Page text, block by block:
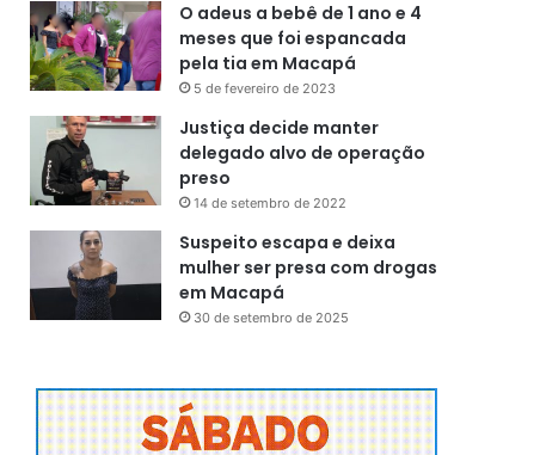
O adeus a bebê de 1 ano e 4
meses que foi espancada
pela tia em Macapá
5 de fevereiro de 2023
Justiça decide manter
delegado alvo de operação
preso
14 de setembro de 2022
Suspeito escapa e deixa
mulher ser presa com drogas
em Macapá
30 de setembro de 2025